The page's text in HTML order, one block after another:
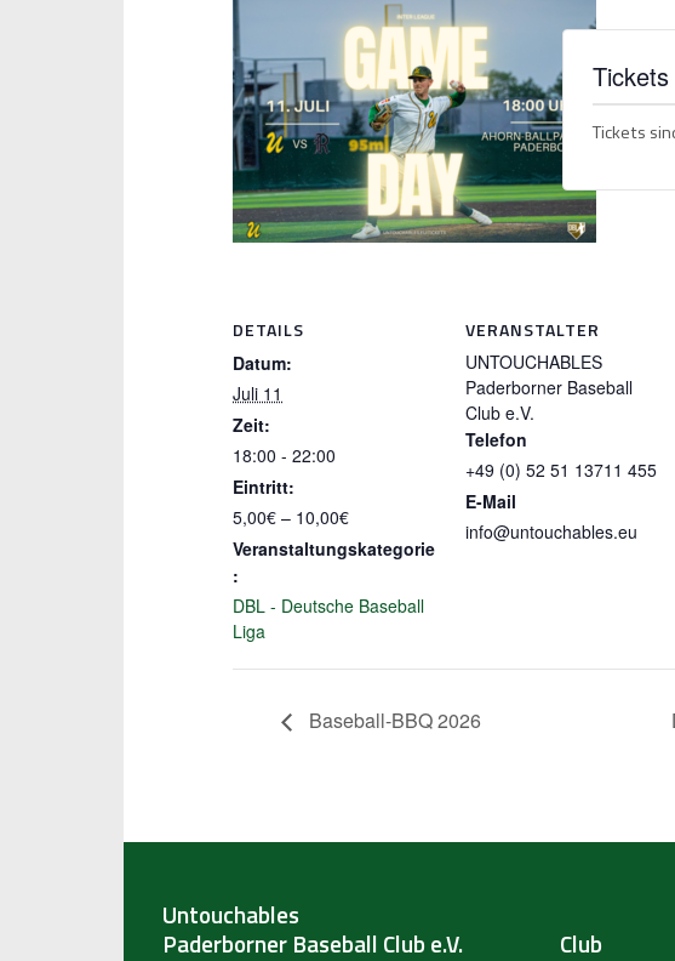
Tickets
Tickets
DETAILS
Datum:
Juli 11
Zeit:
18:00 - 22:00
Eintritt:
5,00€ – 10,00€
Veranstaltungskategorie
:
DBL - Deutsche Baseball
Liga
VERANSTALTER
UNTOUCHABLES
Paderborner Baseball
Club e.V.
Telefon
+49 (0) 52 51 13711 455
E-Mail
info@untouchables.eu
Baseball-BBQ 2026
Untouchables
Paderborner Baseball Club e.V.
Club